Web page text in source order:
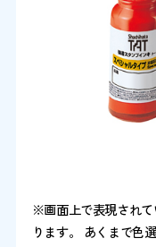
※画面上で表現され
ります。 あくまで色